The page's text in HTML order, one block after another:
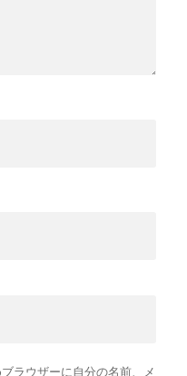
ラウザーに自分の名前、メ